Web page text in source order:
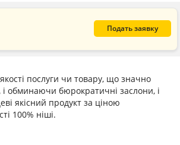
Подать заявку
послуги чи товару, що значно
обминаючи бюрократичні заслони, і
якісний продукт за ціною
100% ніші.
прозорого та якісного